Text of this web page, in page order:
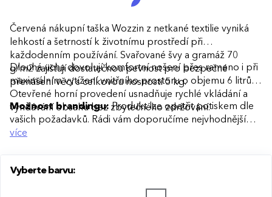
Červená nákupní taška Wozzin z netkané textilie vyniká
lehkostí a šetrností k životnímu prostředí při
každodenním používání. Svařované švy a gramáž 70
g/m2 zajišťují dostatečnou pevnost pro bezpečné
přenášení věcí s celkovou nosností 5 kg.
Dlouhá ucha dovolují komfortní nošení přes rameno i při
maximálním vytížení vnitřního prostoru o objemu 6 litrů.
Otevřené horní provedení usnadňuje rychlé vkládání a
vyndávání obsahu bez zbytečného zdržování.
Možnost brandingu: Produkt lze opatřit potiskem dle
vašich požadavků. Rádi vám doporučíme nejvhodnější
technologii potisku s ohledem na design i váš rozpočet.
více
Vyberte barvu: